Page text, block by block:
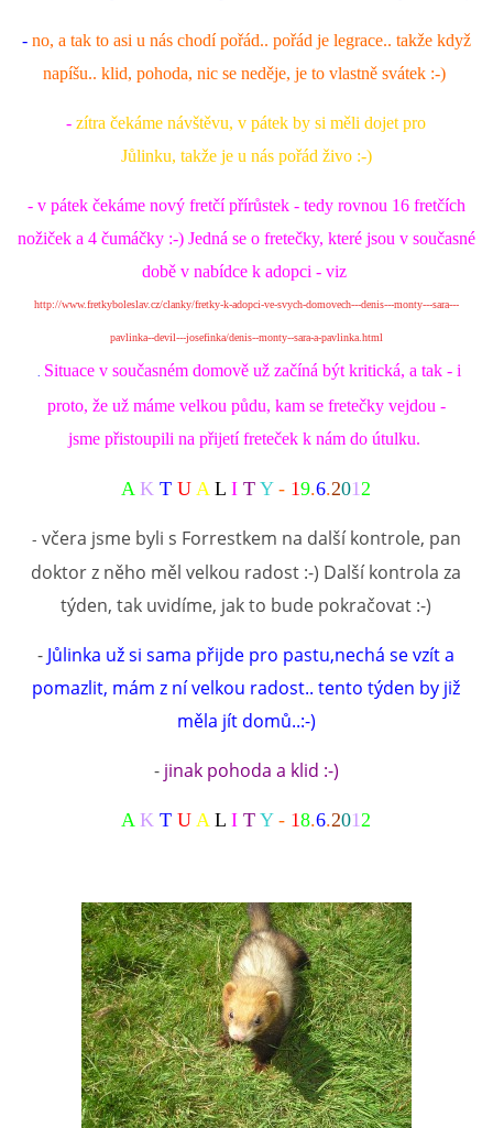
- no, a tak to asi u nás chodí pořád.. pořád je legrace.. takže když
napíšu.. klid, pohoda, nic se neděje, je to vlastně svátek :-)
- zítra čekáme návštěvu, v pátek by si měli dojet pro
Jůlinku, takže je u nás pořád živo :-)
- v pátek čekáme nový fretčí přírůstek - tedy rovnou 16 fretčích
nožiček a 4 čumáčky :-) Jedná se o fretečky, které jsou v současné
době v nabídce k adopci - viz
http://www.fretkyboleslav.cz/clanky/fretky-k-adopci-ve-svych-domovech---denis---monty---sara---
pavlinka--devil---josefinka/denis--monty--sara-a-pavlinka.html
Situace v současném domově už začíná být kritická, a tak - i
proto, že už máme velkou půdu, kam se fretečky vejdou -
jsme přistoupili na přijetí freteček k nám do útulku.
AK T U A L I T Y- 19.6.2012
- včera jsme byli s Forrestkem na další kontrole, pan
doktor z něho měl velkou radost :-) Další kontrola za
týden, tak uvidíme, jak to bude pokračovat :-)
- Jůlinka už si sama přijde pro pastu,nechá se vzít a
pomazlit, mám z ní velkou radost.. tento týden by již
měla jít domů..:-)
- jinak pohoda a klid :-)
AK T U A L I T Y- 18.6.2012